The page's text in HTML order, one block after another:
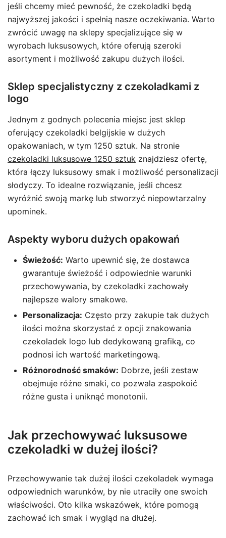
jeśli chcemy mieć pewność, że czekoladki będą
najwyższej jakości i spełnią nasze oczekiwania. Warto
zwrócić uwagę na sklepy specjalizujące się w
wyrobach luksusowych, które oferują szeroki
asortyment i możliwość zakupu dużych ilości.
Sklep specjalistyczny z czekoladkami z
logo
Jednym z godnych polecenia miejsc jest sklep
oferujący czekoladki belgijskie w dużych
opakowaniach, w tym 1250 sztuk. Na stronie
czekoladki luksusowe 1250 sztuk znajdziesz ofertę,
która łączy luksusowy smak i możliwość personalizacji
słodyczy. To idealne rozwiązanie, jeśli chcesz
wyróżnić swoją markę lub stworzyć niepowtarzalny
upominek.
Aspekty wyboru dużych opakowań
Świeżość: Warto upewnić się, że dostawca
gwarantuje świeżość i odpowiednie warunki
przechowywania, by czekoladki zachowały
najlepsze walory smakowe.
Personalizacja: Często przy zakupie tak dużych
ilości można skorzystać z opcji znakowania
czekoladek logo lub dedykowaną grafiką, co
podnosi ich wartość marketingową.
Różnorodność smaków: Dobrze, jeśli zestaw
obejmuje różne smaki, co pozwala zaspokoić
różne gusta i uniknąć monotonii.
Jak przechowywać luksusowe
czekoladki w dużej ilości?
Przechowywanie tak dużej ilości czekoladek wymaga
odpowiednich warunków, by nie utraciły one swoich
właściwości. Oto kilka wskazówek, które pomogą
zachować ich smak i wygląd na dłużej.